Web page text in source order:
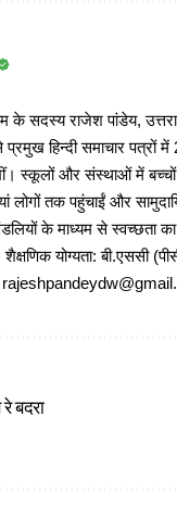
सदस्य राजेश पांडेय,
हिन्दी समाचार पत्रों
स्कूलों और संस्थाओं में
लोगों तक पहुंचाईं और
के माध्यम से स्वच्छता
योग्यता: बी.एससी
बदरा